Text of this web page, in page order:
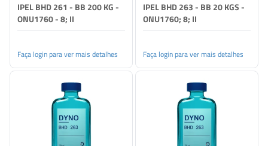
IPEL BHD 261 - BB 200 KG -
ONU1760 - 8; II
Faça login para ver mais detalhes
IPEL BHD 263 - BB 20 KGS -
ONU1760; 8; II
Faça login para ver mais detalhes